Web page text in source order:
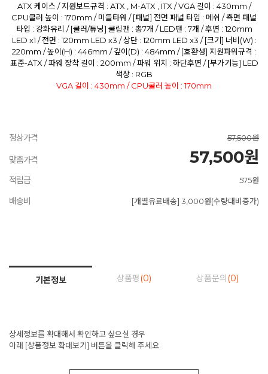
ATX 케이스 / 지원보드규격 : ATX , M-ATX , ITX / VGA 길이 : 430mm /
CPU쿨러 높이 : 170mm / 미들타워 / [패널] 전면 패널 타입 : 메쉬 / 측면 패널
타입 : 강화유리 / [쿨러/튜닝] 쿨링팬 : 총7개 / LED팬 : 7개 / 후면 : 120mm
LED x1 / 전면 : 120mm LED x3 / 상단 : 120mm LED x3 / [크기] 너비(W) :
220mm / 높이(H) : 446mm / 깊이(D) : 484mm / [호환성] 지원파워규격 :
표준-ATX / 파워 장착 길이 : 200mm / 파워 위치 : 하단후면 / [부가기능] LED
색상 : RGB
VGA 길이 : 430mm / CPU쿨러 높이 : 170mm
정상가격 57,500원
맞춤가격 57,500원
적립금 575원
배송비 [개별유료배송] 3,000원(수량대비증가)
기본정보 상품평 (0) 상품문의 (0)
상세정보를 확대해서 확인하고 싶으실 경우
아래 [상품정보 확대보기] 버튼을 클릭해 주세요.